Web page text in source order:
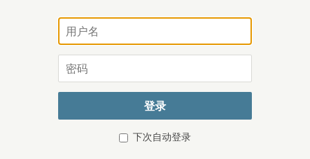
用
户
名
密
登录
下次自动登录